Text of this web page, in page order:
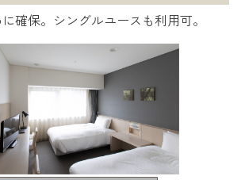
確保。シングルユースも利用可。